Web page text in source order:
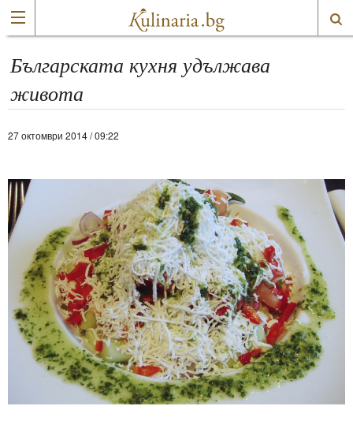
Българската кухня удължава
живота
27 октомври 2014 / 09:22